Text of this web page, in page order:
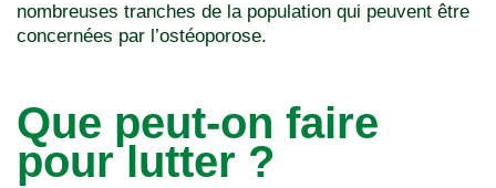
nombreuses tranches de la population qui peuvent être
concernées par l’ostéoporose.
Que peut-on faire
pour lutter ?